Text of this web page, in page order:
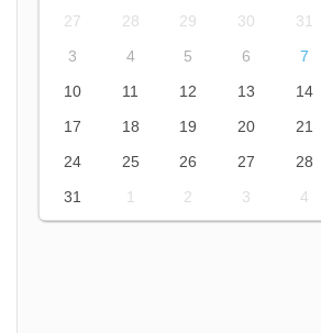
27 28 29 30 31
3
4 5 6 7
10
11 12 13 14
17
18 19 20 21
24
25 26 27 28
31
1 2 3 4